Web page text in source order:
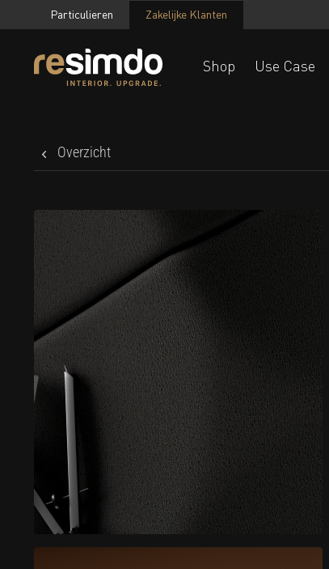
Particulieren Zakelijke Klanten
Shop Use Case
Overzicht